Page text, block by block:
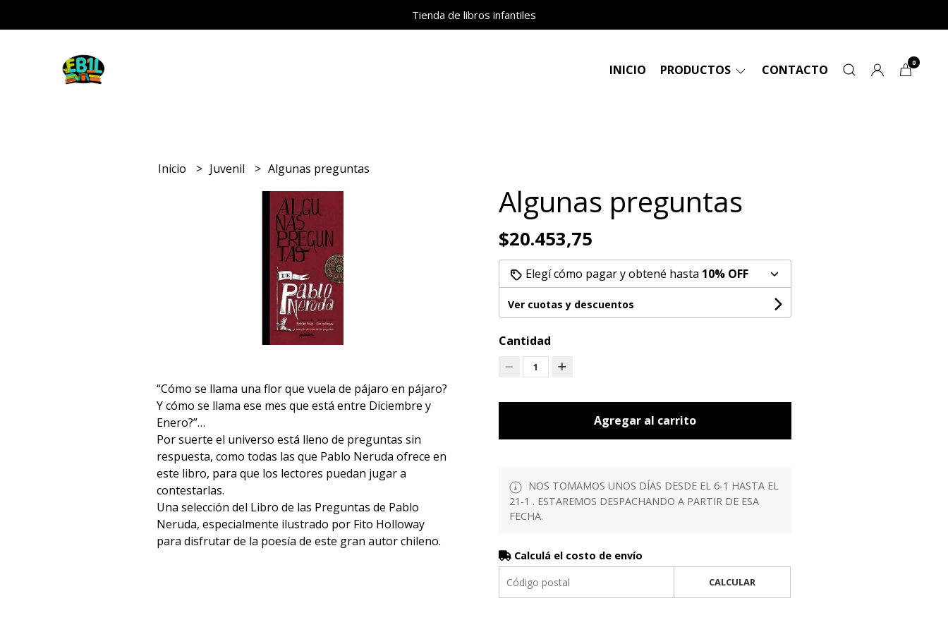
Tienda de libros infantiles
INICIO PRODUCTOS CONTACTO 0
Inicio Juvenil Algunas preguntas
“Cómo se llama una flor que vuela de pájaro en pájaro?
Y cómo se llama ese mes que está entre Diciembre y
Enero?”…
Por suerte el universo está lleno de preguntas sin
respuesta, como todas las que Pablo Neruda ofrece en
este libro, para que los lectores puedan jugar a
contestarlas.
Una selección del Libro de las Preguntas de Pablo
Neruda, especialmente ilustrado por Fito Holloway
para disfrutar de la poesía de este gran autor chileno.
Algunas preguntas
$20.453,75
Elegí cómo pagar y obtené hasta 10% OFF
Ver cuotas y descuentos
Cantidad
1
Agregar al carrito
NOS TOMAMOS UNOS DÍAS DESDE EL 6-1 HASTA EL
21-1 . ESTAREMOS DESPACHANDO A PARTIR DE ESA
FECHA.
Calculá el costo de envío
CALCULAR